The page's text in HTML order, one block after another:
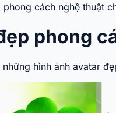
phong cách nghệ thuật
phong
hình ảnh avatar